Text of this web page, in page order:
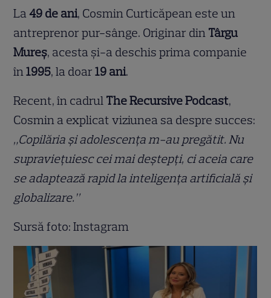
La 49 de ani, Cosmin Curticăpean este un
antreprenor pur-sânge. Originar din Târgu
Mureș, acesta și-a deschis prima companie
în1995, la doar19 ani.
Recent, în cadrul The Recursive Podcast,
Cosmin a explicat viziunea sa despre succes:
„Copilăria și adolescența m-au pregătit. Nu
supraviețuiesc cei mai deștepți, ci aceia care
se adaptează rapid la inteligența artificială și
globalizare.”
Sursă foto: Instagram